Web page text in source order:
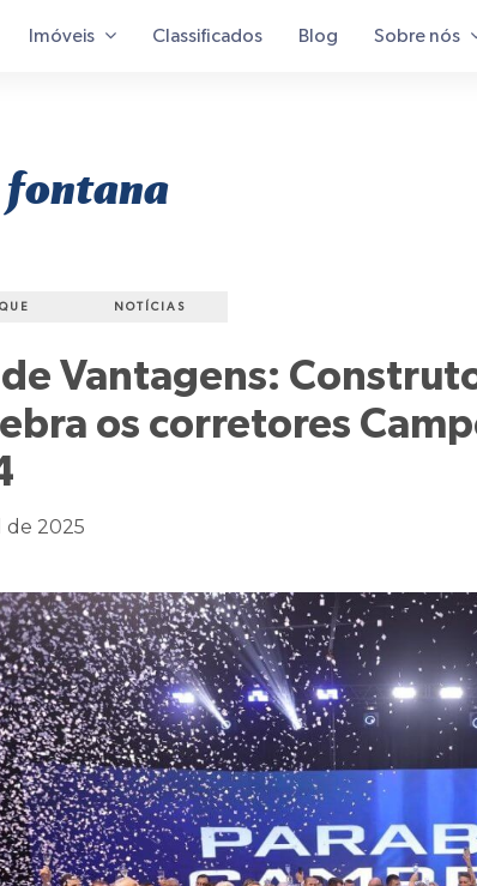
Imóveis Classificados Blog Sobre nós
NOTÍCIAS
de Vantagens:
os corretores
de 2025